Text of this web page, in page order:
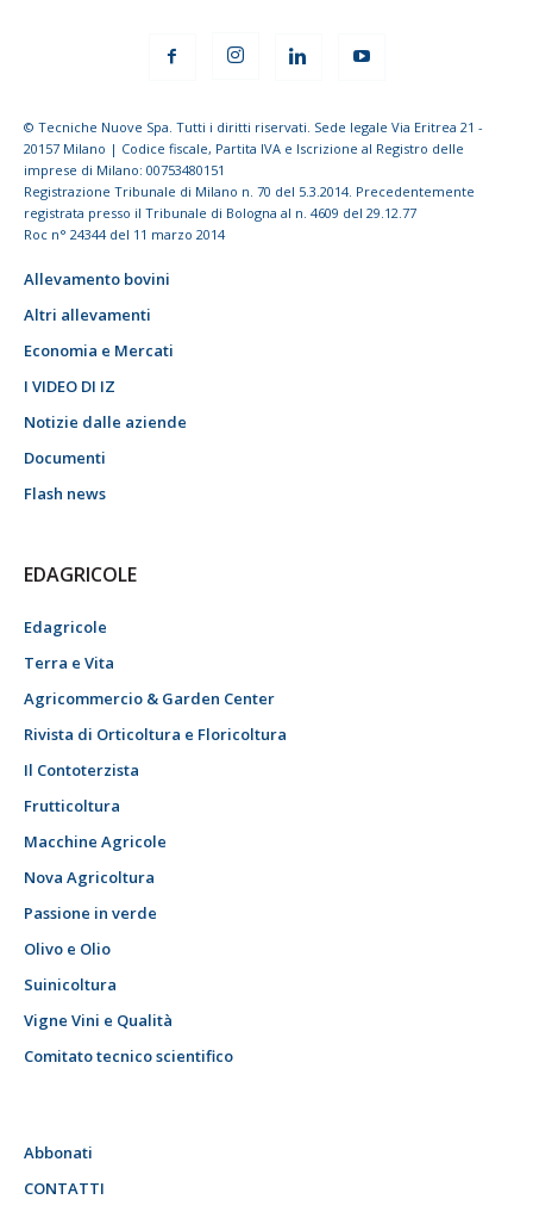
© Tecniche Nuove Spa. Tutti i diritti riservati. Sede legale Via Eritrea 21 -
20157 Milano | Codice fiscale, Partita IVA e Iscrizione al Registro delle
imprese di Milano: 00753480151
Registrazione Tribunale di Milano n. 70 del 5.3.2014. Precedentemente
registrata presso il Tribunale di Bologna al n. 4609 del 29.12.77
Roc n° 24344 del 11 marzo 2014
Allevamento bovini
Altri allevamenti
Economia e Mercati
I VIDEO DI IZ
Notizie dalle aziende
Documenti
Flash news
EDAGRICOLE
Edagricole
Terra e Vita
Agricommercio & Garden Center
Rivista di Orticoltura e Floricoltura
Il Contoterzista
Frutticoltura
Macchine Agricole
Nova Agricoltura
Passione in verde
Olivo e Olio
Suinicoltura
Vigne Vini e Qualità
Comitato tecnico scientifico
Abbonati
CONTATTI